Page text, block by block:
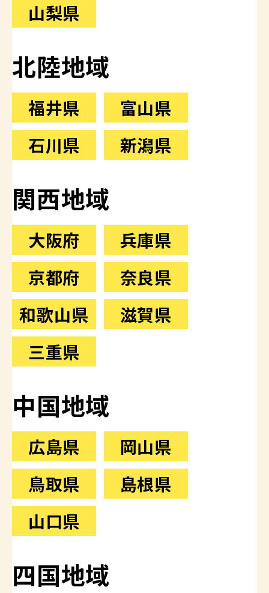
山梨県
北陸地域
福井県
富山県
石川県
新潟県
関西地域
大阪府
兵庫県
京都府
奈良県
和歌山県
滋賀県
三重県
中国地域
広島県
岡山県
鳥取県
島根県
山口県
四国地域